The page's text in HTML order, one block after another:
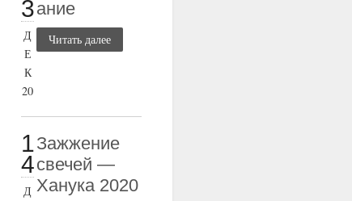
3
Д
Е
К
20
ание
Читать далее
1
4
Д
Зажжение
свечей —
Ханука 2020